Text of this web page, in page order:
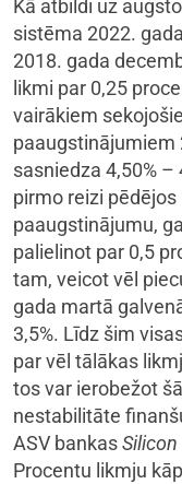
Kā atbildi uz
sistēma 2022.
2018. gada
likmi par 0,25
vairākiem
paaugstinājumiem
sasniedza 4,50% –
pirmo reizi
paaugstinājumu,
palielinot par 0,5
tam, veicot vēl
gada martā
3,5%. Līdz šim
par vēl tālākas
tos var ierobežot
nestabilitāte
ASV bankasSilicon
Procentu likmju